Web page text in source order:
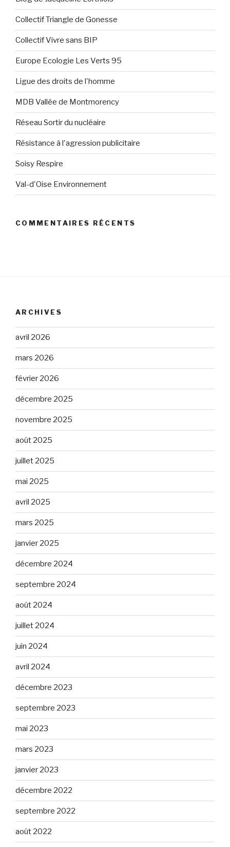
Collectif Triangle de Gonesse
Collectif Vivre sans BIP
Europe Ecologie Les Verts 95
Ligue des droits de l'homme
MDB Vallée de Montmorency
Réseau Sortir du nucléaire
Résistance à l'agression publicitaire
Soisy Respire
Val-d'Oise Environnement
COMMENTAIRES RÉCENTS
ARCHIVES
avril 2026
mars 2026
février 2026
décembre 2025
novembre 2025
août 2025
juillet 2025
mai 2025
avril 2025
mars 2025
janvier 2025
décembre 2024
septembre 2024
août 2024
juillet 2024
juin 2024
avril 2024
décembre 2023
septembre 2023
mai 2023
mars 2023
janvier 2023
décembre 2022
septembre 2022
août 2022